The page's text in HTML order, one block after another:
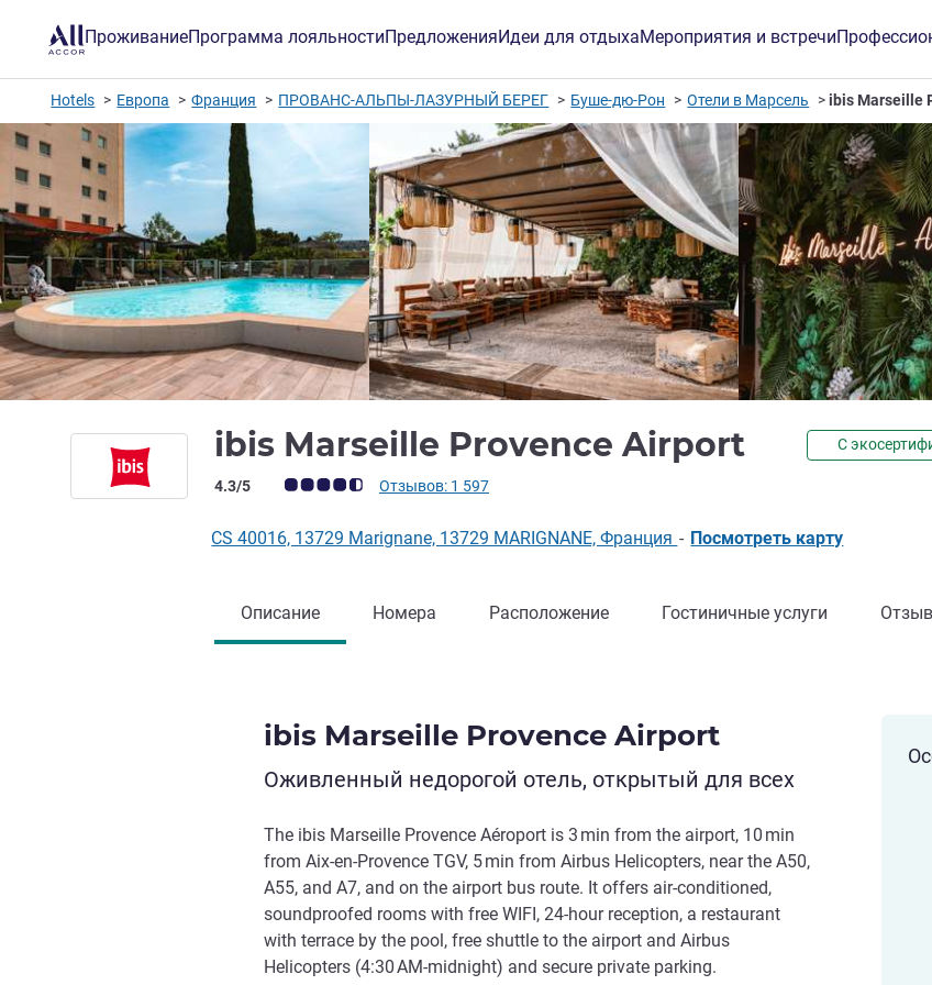
ПроживаниеПрограмма лояльностиПредложенияИдеи для отдыхаМероприятия и встречи
Hotels Европа Франция ПРОВАНС-АЛЬПЫ-ЛАЗУРНЫЙ БЕРЕГ Буше-дю-Рон Отели в Марсель ibis Marseille
ibis Marseille Provence Airport 3 звезды
С
Примечание: отзывы клиентов (Рейтинг ALL)
4.3/5 Отзывов: 1 597
CS 40016, 13729 Marignane, 13729 MARIGNANE, Франция - Посмотреть карту
Описание Номера Расположение Гостиничные услуги
ibis Marseille Provence Airport
Оживленный недорогой отель, открытый для всех
The ibis Marseille Provence Aéroport is 3 min from the airport, 10 min
from Aix-en-Provence TGV, 5 min from Airbus Helicopters, near the A50,
A55, and A7, and on the airport bus route. It offers air-conditioned,
soundproofed rooms with free WIFI, 24-hour reception, a restaurant
with terrace by the pool, free shuttle to the airport and Airbus
Helicopters (4:30 AM-midnight) and secure private parking.